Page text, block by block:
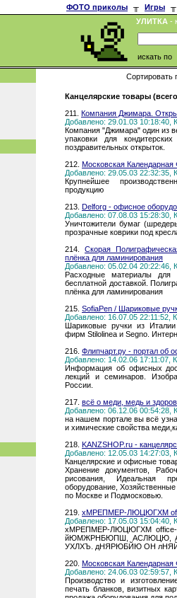
ФОТО приколы ╥ Игры
╥
УЛИТКА -
искать по
Сортировать
Канцелярские товары
211. Компания Джимара.
Добавлено: 29.01.03 10:18:40,
Компания "Джимара" один из
упаковки для
поздравительных открыток.
212. Московская Календарная
Добавлено: 29.05.03 22:32:35,
Крупнейшее
продукцию
213. Delforg - офисное
Добавлено: 07.08.03 15:28:30,
Уничтожители бумаг
прозрачные коврики под
214. Скорая
плёнка для ламинирования
Добавлено: 05.02.04 20:22:46,
Расходные материалы для
бесплатной доставкой.
плёнка для ламинирования
215. SofiaPen / Шариковые
Добавлено: 16.07.05 22:11:52,
Шариковые ручки из Италии
фирм Stilolinea и Segno.
216. Флипчарт.ру - портал об
Добавлено: 14.02.06 17:11:07,
Информация об офисных
лекций и семинаров.
России.
217. всё о меди, медь и
Добавлено: 06.12.06 00:54:28,
на нашем портале вы всё
и химические свойства
218. KANZSHOP.ru -
Добавлено: 12.05.03 14:27:03,
Канцелярские и офисные
Хранение документов,
рисования, Идеальная
оборудование,
по Москве и Подмосковью.
219. хМРЕПМЕР-ЛЮЦЮГХМ
Добавлено: 17.05.03 15:04:40,
хМРЕПМЕР-ЛЮЦЮГХМ
йЮМЖРНБЮПШ, АСЛЮЦЮ,
УХЛХЪ. дНЯРЮБЙЮ ОН
220. Московская Календарная
Добавлено: 24.06.03 02:59:57,
Производство и
печать бланков, визитных